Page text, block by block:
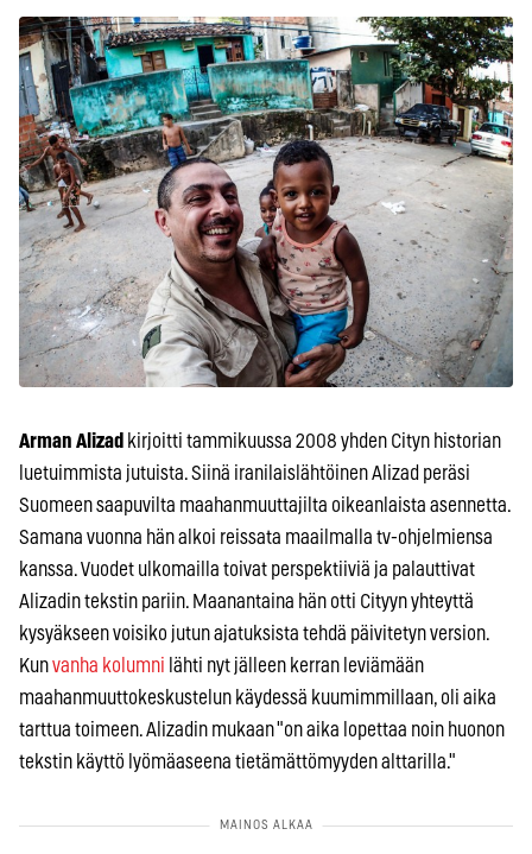
Arman Alizad kirjoitti tammikuussa 2008 yhden Cityn historian
luetuimmista jutuista. Siinä iranilaislähtöinen Alizad peräsi
Suomeen saapuvilta maahanmuuttajilta oikeanlaista asennetta.
Samana vuonna hän alkoi reissata maailmalla tv-ohjelmiensa
kanssa. Vuodet ulkomailla toivat perspektiiviä ja palauttivat
Alizadin tekstin pariin. Maanantaina hän otti Cityyn yhteyttä
kysyäkseen voisiko jutun ajatuksista tehdä päivitetyn version.
Kunvanha kolumni lähti nyt jälleen kerran leviämään
maahanmuuttokeskustelun käydessä kuumimmillaan, oli aika
tarttua toimeen. Alizadin mukaan "on aika lopettaa noin huonon
tekstin käyttö lyömäaseena tietämättömyyden alttarilla."